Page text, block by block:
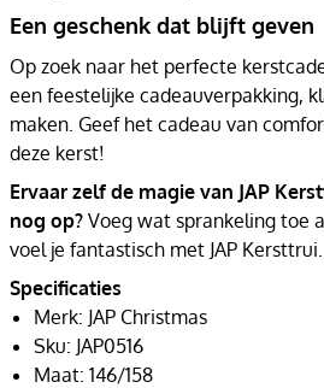
Een geschenk dat blijft geven
Op zoek naar het perfecte
een feestelijke cadeauverpakking,
maken. Geef het cadeau van
deze kerst!
Ervaar zelf de magie van JAP
nog op? Voeg wat sprankeling toe
voel je fantastisch met JAP Kersttrui.
Specificaties
Merk: JAP Christmas
Sku: JAP0516
Maat: 146/158